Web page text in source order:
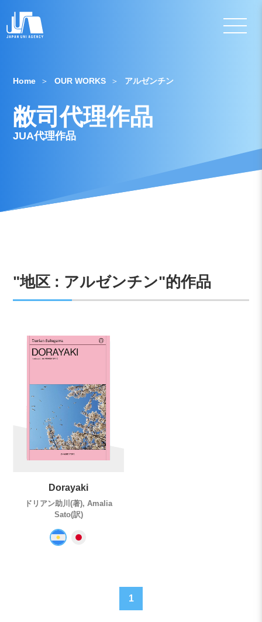
Home OUR WORKS アルゼンチン
敝司代理作品
JUA代理作品
"地区 : アルゼンチン"的作品
Dorayaki
ドリアン助川(著), Amalia
Sato(訳)
1